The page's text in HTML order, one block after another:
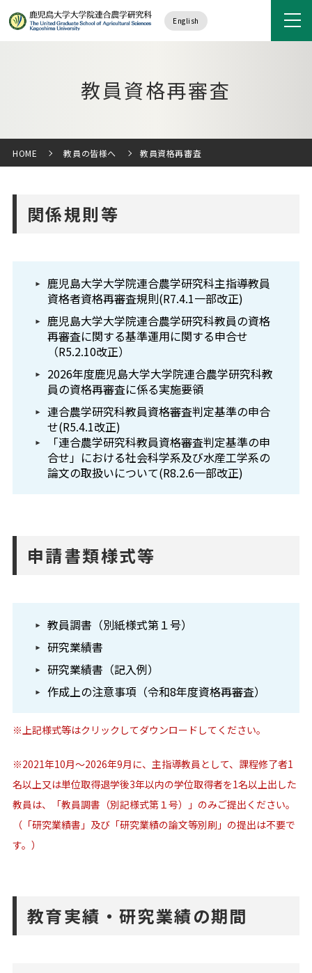
English
教員資格再審査
HOME 教員の皆様へ 教員資格再審査
関係規則等
鹿児島大学大学院連合農学研究科主指導教員
資格者資格再審査規則(R7.4.1一部改正)
鹿児島大学大学院連合農学研究科教員の資格
再審査に関する基準運用に関する申合せ
（R5.2.10改正）
2026年度鹿児島大学大学院連合農学研究科教
員の資格再審査に係る実施要領
連合農学研究科教員資格審査判定基準の申合
せ(R5.4.1改正)
「連合農学研究科教員資格審査判定基準の申
合せ」における社会科学系及び水産工学系の
論文の取扱いについて(R8.2.6一部改正)
申請書類様式等
教員調書（別紙様式第１号）
研究業績書
研究業績書（記入例）
作成上の注意事項（令和8年度資格再審査）
※上記様式等はクリックしてダウンロードしてください。
※2021年10月～2026年9月に、主指導教員として、課程修了者1
名以上又は単位取得退学後3年以内の学位取得者を1名以上出した
教員は、「教員調書（別記様式第１号）」のみご提出ください。
（「研究業績書」及び「研究業績の論文等別刷」の提出は不要で
す。）
教育実績・研究業績の期間